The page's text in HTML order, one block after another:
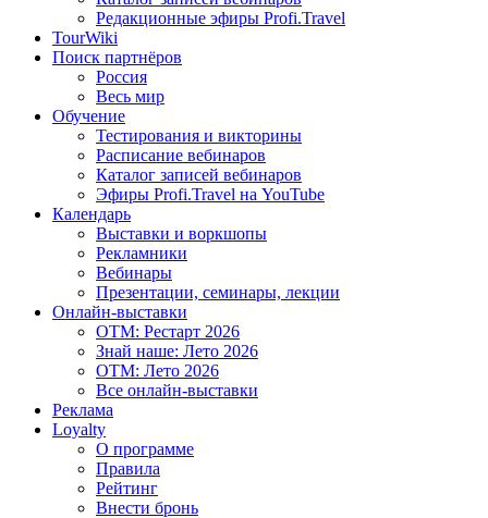
Редакционные эфиры Profi.Travel
TourWiki
Поиск партнёров
Россия
Весь мир
Обучение
Тестирования и викторины
Расписание вебинаров
Каталог записей вебинаров
Эфиры Profi.Travel на YouTube
Календарь
Выставки и воркшопы
Рекламники
Вебинары
Презентации, семинары, лекции
Онлайн-выставки
OTM: Рестарт 2026
Знай наше: Лето 2026
OTM: Лето 2026
Все онлайн-выставки
Реклама
Loyalty
О программе
Правила
Рейтинг
Внести бронь